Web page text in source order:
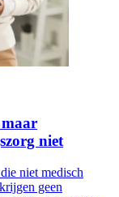
niet
niet medisch
geen